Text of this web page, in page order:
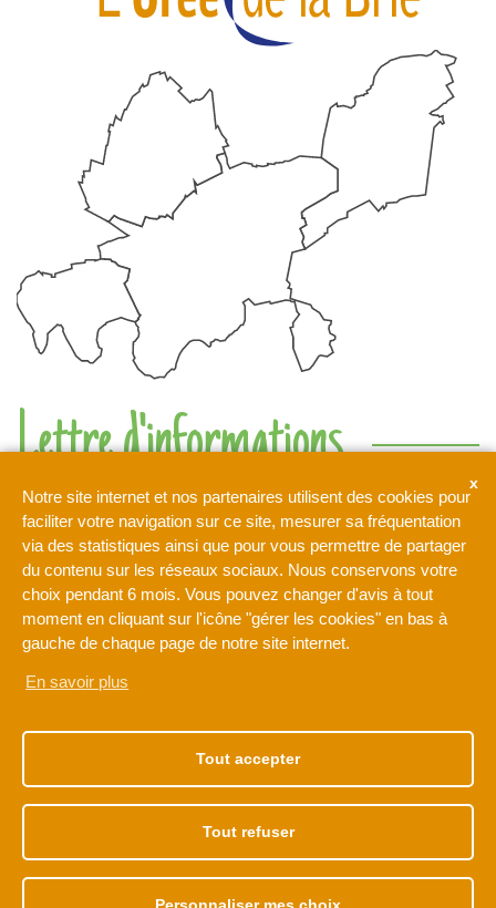
Notre site internet et nos partenaires utilisent des cookies pour
faciliter votre navigation sur ce site, mesurer sa fréquentation
via des statistiques ainsi que pour vous permettre de partager
du contenu sur les réseaux sociaux. Nous conservons votre
choix pendant 6 mois. Vous pouvez changer d'avis à tout
moment en cliquant sur l'icône "gérer les cookies" en bas à
gauche de chaque page de notre site internet.
En savoir plus
Tout accepter
Tout refuser
Lettre d'informations
de la Brie
Votre adresse de messagerie est uniquement utilisée pour
vous envoyer notre lettre d'information ainsi que des
informations concernant les activités de L'Orée de la Brie. Vous
pouvez à tout moment utiliser le lien de désabonnement intégré
dans la newsletter.
77170 BRIE-COMTE-
ROBERT
01 60 62 15 81
de 9h à 12h30
et de 13h30 à 17h30
Plan de site Mentions légales Politique de cookies